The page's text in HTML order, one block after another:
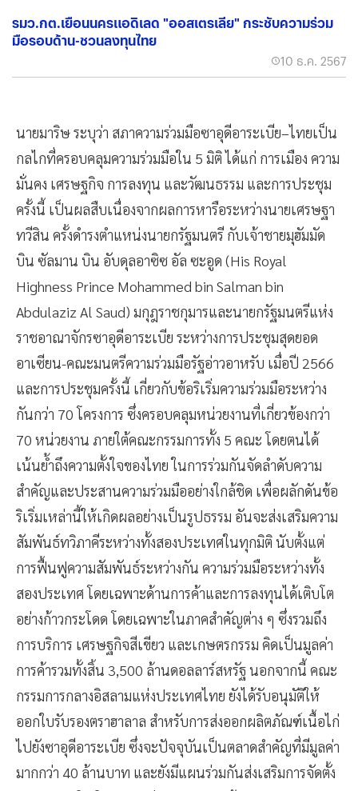
รมว.กต.เยือนนครแอดิเลด "ออสเตรเลีย" กระชับความร่วม
มือรอบด้าน-ชวนลงทุนไทย
10 ธ.ค. 2567
นายมาริษ ระบุว่า สภาความร่วมมือซาอุดีอาระเบีย–ไทยเป็น
กลไกที่ครอบคลุมความร่วมมือใน 5 มิติ ได้แก่ การเมือง ความ
มั่นคง เศรษฐกิจ การลงทุน และวัฒนธรรม และการประชุม
ครั้งนี้ เป็นผลสืบเนื่องจากผลการหารือระหว่างนายเศรษฐา
ทวีสิน ครั้งดำรงตำแหน่งนายกรัฐมนตรี กับเจ้าชายมุฮัมมัด
บิน ซัลมาน บิน อับดุลอาซิซ อัล ซะอูด (His Royal
Highness Prince Mohammed bin Salman bin
Abdulaziz Al Saud) มกุฎราชกุมารและนายกรัฐมนตรีแห่ง
ราชอาณาจักรซาอุดีอาระเบีย ระหว่างการประชุมสุดยอด
อาเซียน-คณะมนตรีความร่วมมือรัฐอ่าวอาหรับ เมื่อปี 2566
และการประชุมครั้งนี้ เกี่ยวกับข้อริเริ่มความร่วมมือระหว่าง
กันกว่า 70 โครงการ ซึ่งครอบคลุมหน่วยงานที่เกี่ยวข้องกว่า
70 หน่วยงาน ภายใต้คณะกรรมการทั้ง 5 คณะ โดยตนได้
เน้นย้ำถึงความตั้งใจของไทย ในการร่วมกันจัดลำดับความ
สำคัญและประสานความร่วมมืออย่างใกล้ชิด เพื่อผลักดันข้อ
ริเริ่มเหล่านี้ให้เกิดผลอย่างเป็นรูปธรรม อันจะส่งเสริมความ
สัมพันธ์ทวิภาคีระหว่างทั้งสองประเทศในทุกมิติ นับตั้งแต่
การฟื้นฟูความสัมพันธ์ระหว่างกัน ความร่วมมือระหว่างทั้ง
สองประเทศ โดยเฉพาะด้านการค้าและการลงทุนได้เติบโต
อย่างก้าวกระโดด โดยเฉพาะในภาคสำคัญต่าง ๆ ซึ่งรวมถึง
การบริการ เศรษฐกิจสีเขียว และเกษตรกรรม คิดเป็นมูลค่า
การค้ารวมทั้งสิ้น 3,500 ล้านดอลลาร์สหรัฐ นอกจากนี้ คณะ
กรรมการกลางอิสลามแห่งประเทศไทย ยังได้รับอนุมัติให้
ออกใบรับรองตราฮาลาล สำหรับการส่งออกผลิตภัณฑ์เนื้อไก่
ไปยังซาอุดีอาระเบีย ซึ่งจะปัจจุบันเป็นตลาดสำคัญที่มีมูลค่า
มากกว่า 40 ล้านบาท และยังมีแผนร่วมกันส่งเสริมการจัดตั้ง